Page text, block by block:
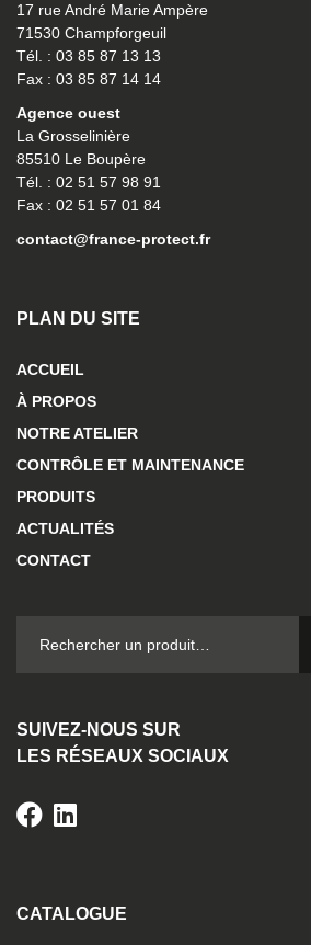
17 rue André Marie Ampère
71530 Champforgeuil
Tél. : 03 85 87 13 13
Fax : 03 85 87 14 14
Agence ouest
La Grosselinière
85510 Le Boupère
Tél. : 02 51 57 98 91
Fax : 02 51 57 01 84
contact@france-protect.fr
PLAN DU SITE
ACCUEIL
À PROPOS
NOTRE ATELIER
CONTRÔLE ET MAINTENANCE
PRODUITS
ACTUALITÉS
CONTACT
SUIVEZ-NOUS SUR
LES RÉSEAUX SOCIAUX
CATALOGUE